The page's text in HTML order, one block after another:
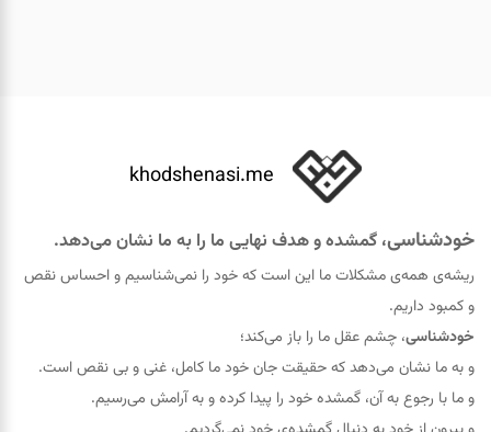
khodshenasi.me
خودشناسی، گمشده و هدف نهایی ما را به ما نشان می‌دهد.
ریشه‌ی همه‌ی مشکلات ما این است که خود را نمی‌شناسیم و احساس نقص
و کمبود داریم.
خودشناسی، چشم عقل ما را باز می‌کند؛
و به ما نشان می‌دهد که حقيقت جان خود ما کامل، غنی و بی نقص است.
و ما با رجوع به آن، گمشده خود را پيدا کرده و به آرامش می‌رسیم.